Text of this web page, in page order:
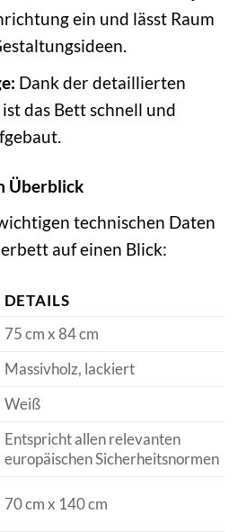
ein und lässt Raum
Dank der detaillierten
das Bett schnell und
Überblick
technischen Daten
auf einen Blick:
DETAILS
75 cm x 84 cm
Massivholz, lackiert
Weiß
Entspricht allen relevanten
europäischen Sicherheitsnormen
70 cm x 140 cm